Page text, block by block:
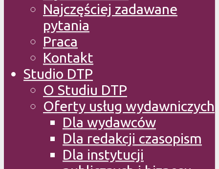
Najczęściej zadawane
pytania
Praca
Kontakt
Studio DTP
O Studiu DTP
Oferty usług wydawniczych
Dla wydawców
Dla redakcji czasopism
Dla instytucji